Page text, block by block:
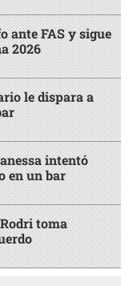
ante FAS y sigue
2026
le dispara a
intentó
en un bar
toma